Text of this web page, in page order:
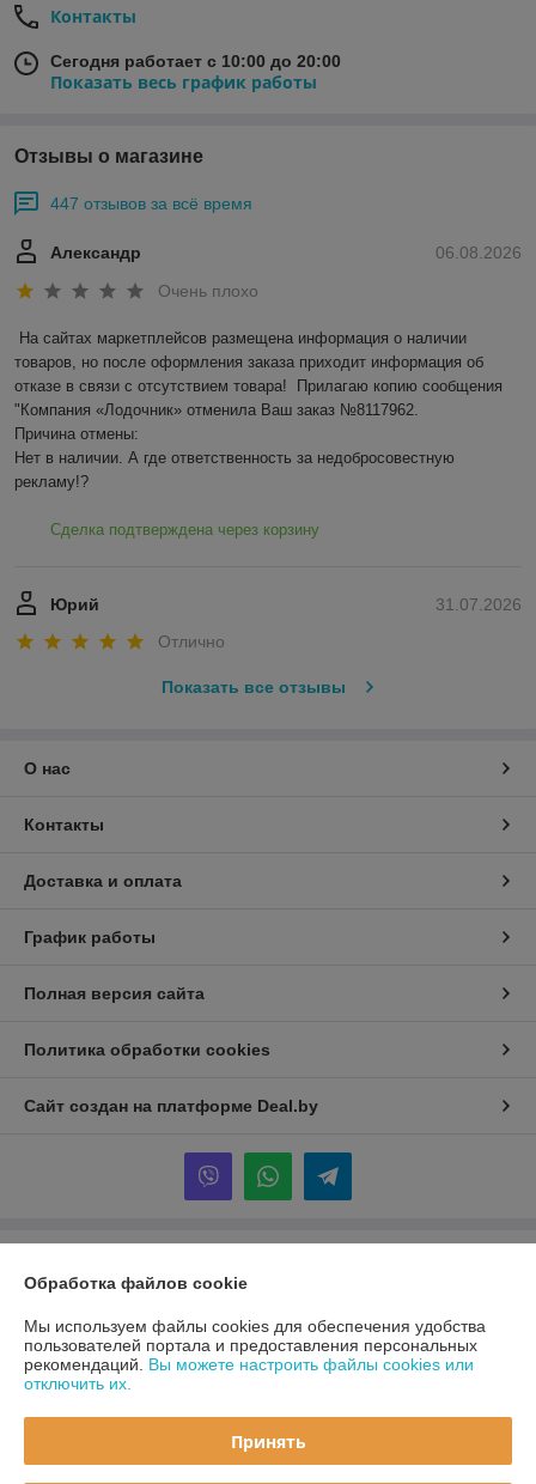
Контакты
Сегодня работает с 10:00 до 20:00
Показать весь график работы
Отзывы о магазине
447 отзывов за всё время
06.08.2026
Александр
Очень плохо
На сайтах маркетплейсов размещена информация о наличии
товаров, но после оформления заказа приходит информация об
отказе в связи с отсутствием товара!  Прилагаю копию сообщения
"Компания «Лодочник» отменила Ваш заказ №8117962.
Причина отмены:
Нет в наличии. А где ответственность за недобросовестную
рекламу!?
Сделка подтверждена через корзину
31.07.2026
Юрий
Отлично
Показать все отзывы
О нас
Контакты
Доставка и оплата
График работы
Полная версия сайта
Политика обработки cookies
Сайт создан на платформе Deal.by
ул. Сухаревская, ДОМ 16, пом. 16, 220019
Регистрационный номер ЕГР: 192849314
Регистрационный орган: Минский горисполком
Обработка файлов cookie
Мы используем файлы cookies для обеспечения удобства
пользователей портала и предоставления персональных
рекомендаций. Вы можете настроить файлы cookies или
отключить их.
Принять